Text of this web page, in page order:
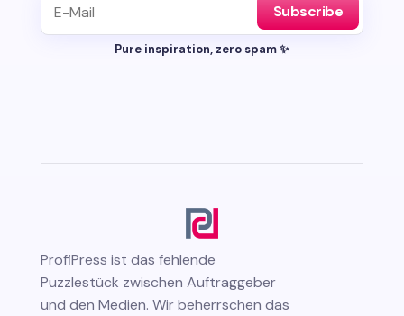
Subscribe
Pure inspiration, zero spam ✨
ProfiPress ist das fehlende
Puzzlestück zwischen Auftraggeber
und den Medien. Wir beherrschen das